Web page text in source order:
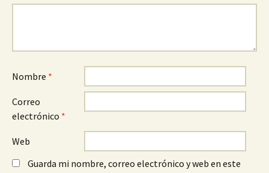
Nombre *
Correo
electrónico *
Web
Guarda mi nombre, correo electrónico y web en este